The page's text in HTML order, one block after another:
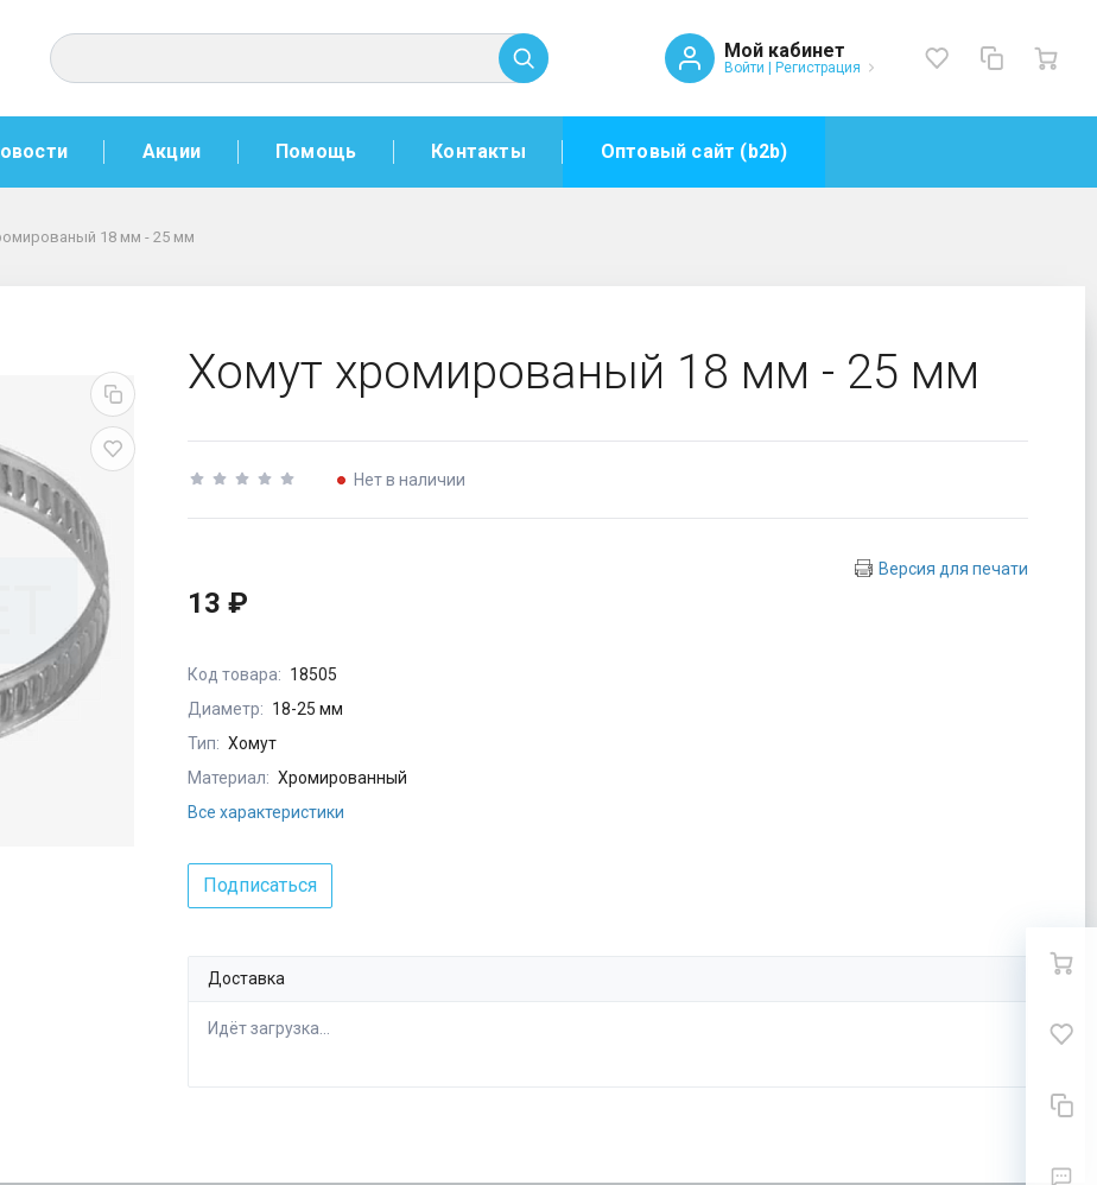
Мой кабинет
Войти | Регистрация
Акции Помощь Контакты Оптовый сайт (b2b)
18 мм - 25 мм
Хомут хромированый 18 мм - 25 мм
Нет в наличии
Версия для печати
13 ₽
Код товара: 18505
Диаметр: 18-25 мм
Тип: Хомут
Материал: Хромированный
Все характеристики
Подписаться
Доставка
Идёт загрузка...